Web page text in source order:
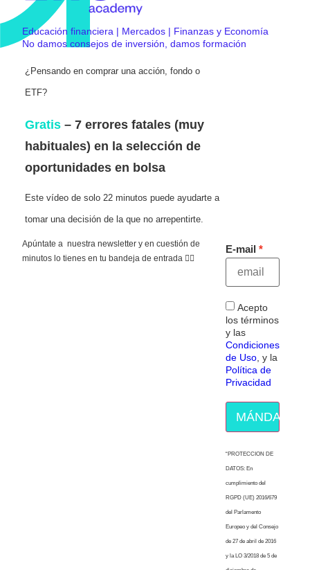
Educación financiera | Mercados | Finanzas y Economía
No damos consejos de inversión, damos formación
¿Pensando en comprar una acción, fondo o
ETF?
Gratis – 7 errores fatales (muy
habituales) en la selección de
oportunidades en bolsa
Este vídeo de solo 22 minutos puede ayudarte a
tomar una decisión de la que no arrepentirte.
Apúntate a nuestra newsletter y en cuestión de
minutos lo tienes en tu bandeja de entrada 👇🏻
E-mail
Acepto
los términos
y las
Condiciones
de Uso , y la
Política de
Privacidad
MÁNDAME
“PROTECCION DE
DATOS: En
cumplimiento del
RGPD (UE) 2016/679
del Parlamento
Europeo y del Consejo
de 27 de abril de 2016
y la LO 3/2018 de 5 de